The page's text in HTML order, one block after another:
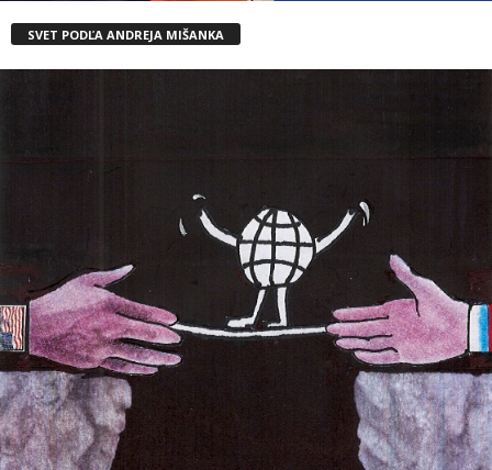
SVET PODĽA ANDREJA MIŠANKA